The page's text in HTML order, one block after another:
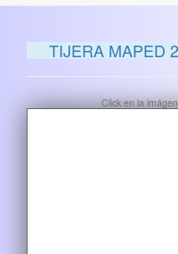
TIJERA MAPED
Click en la